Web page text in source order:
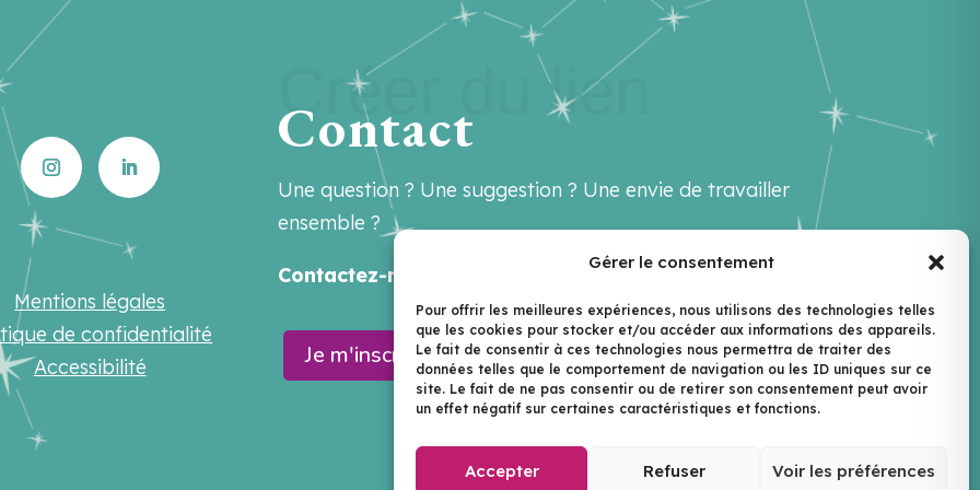
Gérer le consentement
Pour offrir les meilleures expériences, nous utilisons des technologies telles
que les cookies pour stocker et/ou accéder aux informations des appareils.
Le fait de consentir à ces technologies nous permettra de traiter des
données telles que le comportement de navigation ou les ID uniques sur ce
site. Le fait de ne pas consentir ou de retirer son consentement peut avoir
un effet négatif sur certaines caractéristiques et fonctions.
Accepter Refuser Voir les préférences
Mentions légales
de confidentialité
Accessibilité
Créer du lien
Contact
Une question ? Une suggestion ? Une envie de travailler
ensemble ?
Contactez-nous sur hello@lenextlevel.org
Je m'inscris à la newsletter
Le Next Level | ©2026